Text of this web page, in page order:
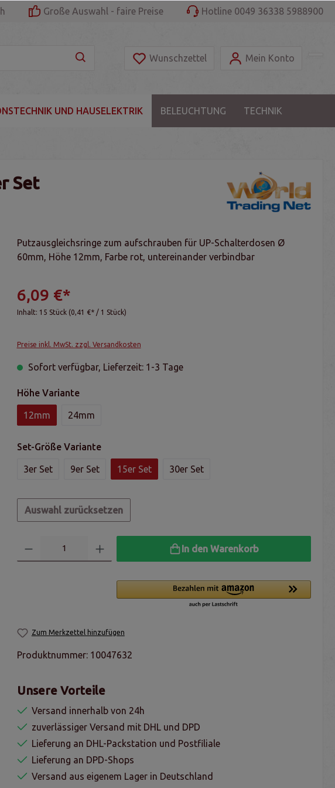
Große Auswahl - faire Preise Hotline 0049 36338 5988900
Wunschzettel Mein Konto
UND HAUSELEKTRIK BELEUCHTUNG TECHNIK
Set
Putzausgleichsringe zum aufschrauben für UP-Schalterdosen Ø
60mm, Höhe 12mm, Farbe rot, untereinander verbindbar
6,09 €*
Inhalt: 15 Stück (0,41 €* / 1 Stück)
Preise inkl. MwSt. zzgl. Versandkosten
Sofort verfügbar, Lieferzeit: 1-3 Tage
Höhe Variante
12mm 24mm
Set-Größe Variante
3er Set 9er Set 15er Set 30er Set
Auswahl zurücksetzen
In den Warenkorb
Zum Merkzettel hinzufügen
Produktnummer: 10047632
Unsere Vorteile
Versand innerhalb von 24h
zuverlässiger Versand mit DHL und DPD
Lieferung an DHL-Packstation und Postfiliale
Lieferung an DPD-Shops
Versand aus eigenem Lager in Deutschland